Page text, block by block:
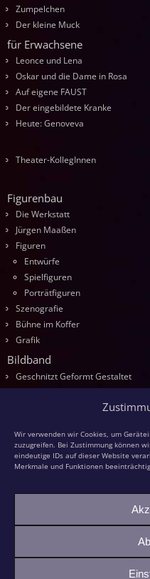
Wir verwenden wir Cookies, um
zuzugreifen. Bei Zustimmung können
eindeutige IDs auf dieser Website
Merkmale und Funktionen
Zumpelchen
Der kleine Muck
für Erwachsene
Leonce und Lena
Oskar und die Dame in Rosa
Auf eigene FAUST
Der eingebildete Kranke
Heute: Genoveva
Theater-KollegInnen
Figurenbau
Die Werkstatt
Jürgen Maaßen
Figuren
Entwürfe
Spielfiguren
Porträtfiguren
Szenografie
Bühne im Koffer
Grafik
Bildband
Geschnitzt Geformt Gestaltet
Schnitzen
Modellieren
Textilfiguren
Kasper und die grüne Großmutter